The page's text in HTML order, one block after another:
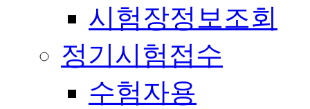
시험장정보조회
정기시험접수
수험자용